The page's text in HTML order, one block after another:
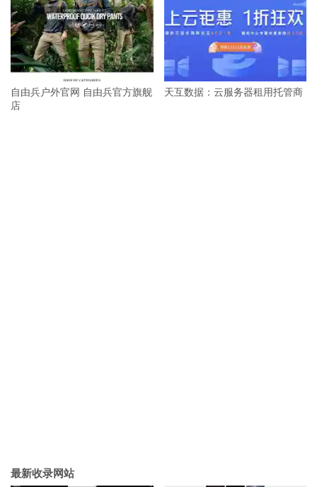
自由兵户外官网 自由兵官方旗舰
店
天互数据：云服务器租用托管商
最新收录网站